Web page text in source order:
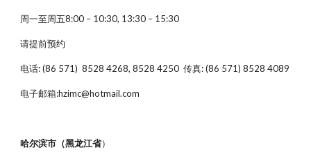
周一至周五8:00 – 10:30, 13:30 – 15:30
请提前预约
电话: (86 571) 8528 4268, 8528 4250 传真: (86 571) 8528 4089
电子邮箱:hzimc@hotmail.com
哈尔滨市（黑龙江省）